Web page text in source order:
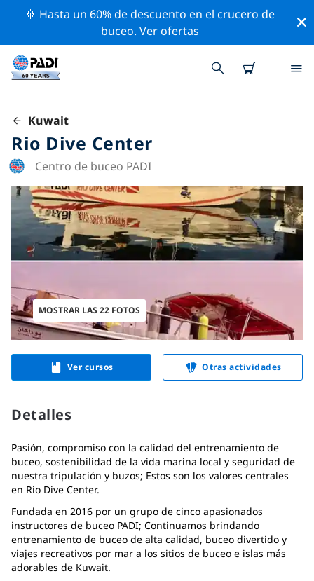
🚢 Hasta un 60% de descuento en el crucero de
buceo. Ver ofertas
Kuwait
Rio Dive Center
Centro de buceo PADI
MOSTRAR LAS 22 FOTOS
Ver cursos Otras actividades
Detalles
Pasión, compromiso con la calidad del entrenamiento de
buceo, sostenibilidad de la vida marina local y seguridad de
nuestra tripulación y buzos; Estos son los valores centrales
en Rio Dive Center.
Fundada en 2016 por un grupo de cinco apasionados
instructores de buceo PADI; Continuamos brindando
entrenamiento de buceo de alta calidad, buceo divertido y
viajes recreativos por mar a los sitios de buceo e islas más
adorables de Kuwait.